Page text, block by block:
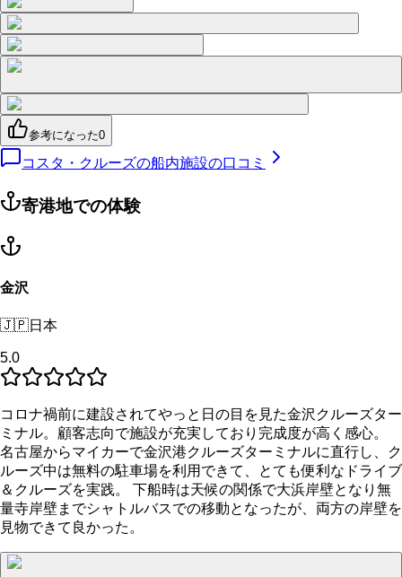
参考になった0
コスタ・クルーズの船内施設の口コミ
寄港地での体験
金沢
🇯🇵日本
5.0
コロナ禍前に建設されてやっと日の目を見た金沢クルーズター
ミナル。顧客志向で施設が充実しており完成度が高く感心。
名古屋からマイカーで金沢港クルーズターミナルに直行し、ク
ルーズ中は無料の駐車場を利用できて、とても便利なドライブ
＆クルーズを実践。 下船時は天候の関係で大浜岸壁となり無
量寺岸壁までシャトルバスでの移動となったが、両方の岸壁を
見物できて良かった。